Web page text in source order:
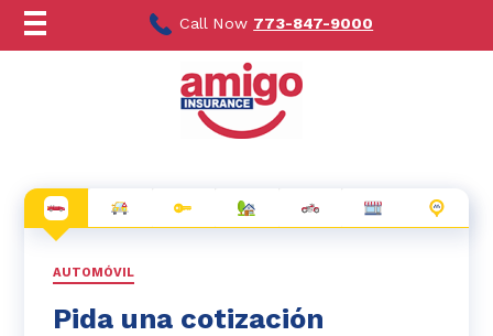
contenido
Call Now 773-847-9000
AUTOMÓVIL
Pida una cotización